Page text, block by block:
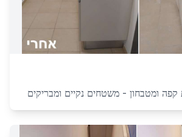
קפה ומטבחון - משטחים נקיים ומבריקים